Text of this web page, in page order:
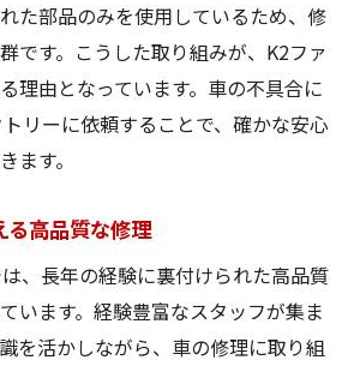
た部品のみを使用しているため、修
です。こうした取り組みが、K2ファ
理由となっています。車の不具合に
リーに依頼することで、確かな安心
ます。
る高品質な修理
、長年の経験に裏付けられた高品質
います。経験豊富なスタッフが集ま
を活かしながら、車の修理に取り組